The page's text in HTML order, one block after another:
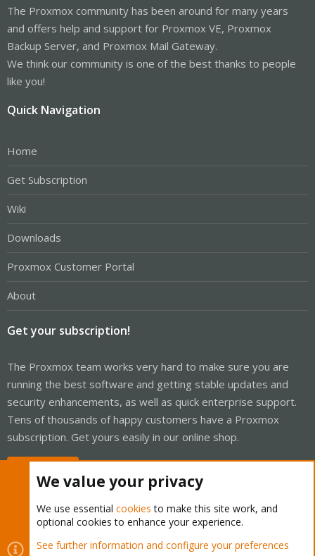
The Proxmox community has been around for many years
and offers help and support for Proxmox VE, Proxmox
Backup Server, and Proxmox Mail Gateway.
We think our community is one of the best thanks to people
like you!
Quick Navigation
Home
Get Subscription
Wiki
Downloads
Proxmox Customer Portal
About
Get your subscription!
The Proxmox team works very hard to make sure you are
running the best software and getting stable updates and
security enhancements, as well as quick enterprise support.
Tens of thousands of happy customers have a Proxmox
subscription. Get yours easily in our online shop.
Cookies Proxmox Support Forum - Light Mode
We value your privacy
We use essential cookies to make this site work, and
optional cookies to enhance your experience.
See further information and configure your preferences